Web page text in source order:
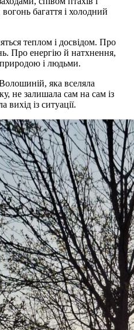
багаття і холодний
теплом і досвідом. Про
Про енергію й натхнення,
і людьми.
яка вселяла
не залишала сам на сам із
із ситуації.